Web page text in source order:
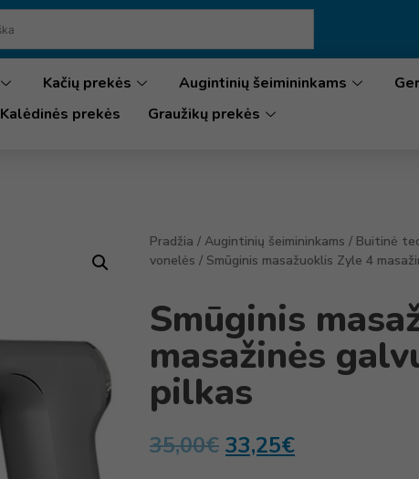
Kačių prekės Augintinių šeimininkams
Kalėdinės prekės
Graužikų prekės
Pradžia / Augintinių šeimininkams / Buitinė
vonelės / Smūginis masažuoklis Zyle 4
Smūginis
masažinės
pilkas
35,00€ 33,25€